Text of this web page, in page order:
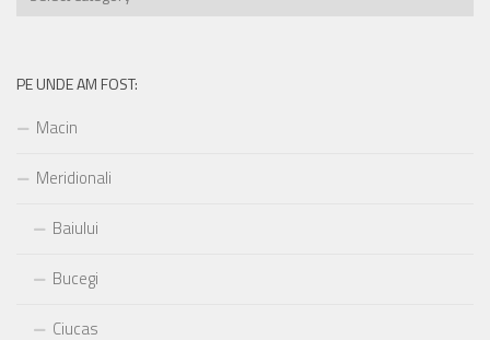
PE UNDE AM FOST:
Macin
Meridionali
Baiului
Bucegi
Ciucas